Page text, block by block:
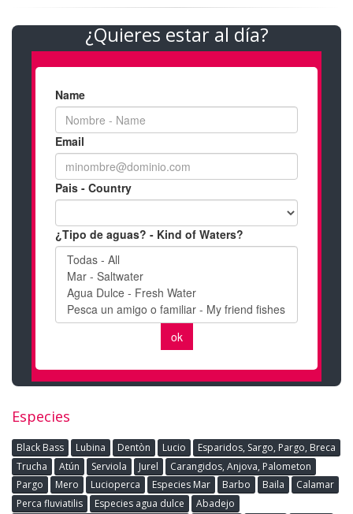
¿Quieres estar al día?
Especies
Black Bass Lubina Dentòn Lucio
Esparidos, Sargo, Pargo, Breca
Trucha
Atún Serviola Jurel
Carangidos, Anjova, Palometon
Pargo
Mero Lucioperca Especies Mar Barbo Baila
Calamar
Perca fluviatilis
Especies agua dulce
Abadejo